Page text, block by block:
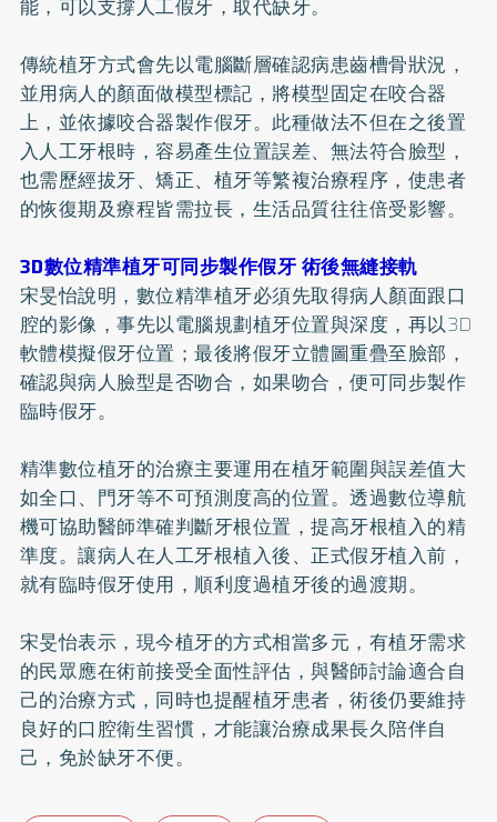
能，可以支撐人工假牙，取代缺牙。
傳統植牙方式會先以電腦斷層確認病患齒槽骨狀況，
並用病人的顏面做模型標記，將模型固定在咬合器
上，並依據咬合器製作假牙。此種做法不但在之後置
入人工牙根時，容易產生位置誤差、無法符合臉型，
也需歷經拔牙、矯正、植牙等繁複治療程序，使患者
的恢復期及療程皆需拉長，生活品質往往倍受影響。
3D數位精準植牙可同步製作假牙 術後無縫接軌
宋旻怡說明，數位精準植牙必須先取得病人顏面跟口
腔的影像，事先以電腦規劃植牙位置與深度，再以3D
軟體模擬假牙位置；最後將假牙立體圖重疊至臉部，
確認與病人臉型是否吻合，如果吻合，便可同步製作
臨時假牙。
精準數位植牙的治療主要運用在植牙範圍與誤差值大
如全口、門牙等不可預測度高的位置。透過數位導航
機可協助醫師準確判斷牙根位置，提高牙根植入的精
準度。讓病人在人工牙根植入後、正式假牙植入前，
就有臨時假牙使用，順利度過植牙後的過渡期。
宋旻怡表示，現今植牙的方式相當多元，有植牙需求
的民眾應在術前接受全面性評估，與醫師討論適合自
己的治療方式，同時也提醒植牙患者，術後仍要維持
良好的口腔衛生習慣，才能讓治療成果長久陪伴自
己，免於缺牙不便。